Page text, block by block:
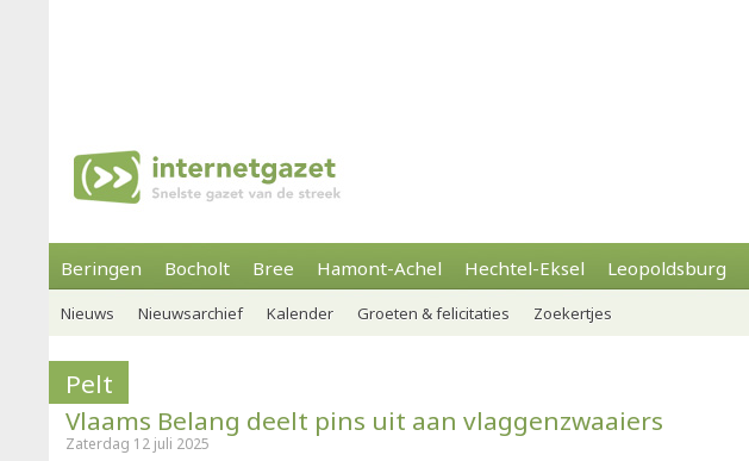
Beringen Bocholt Bree Hamont-Achel Hechtel-Eksel Leopoldsburg
Nieuws Nieuwsarchief Kalender Groeten & felicitaties Zoekertjes
Pelt
Vlaams Belang deelt pins uit aan vlaggenzwaaiers
Zaterdag 12 juli 2025